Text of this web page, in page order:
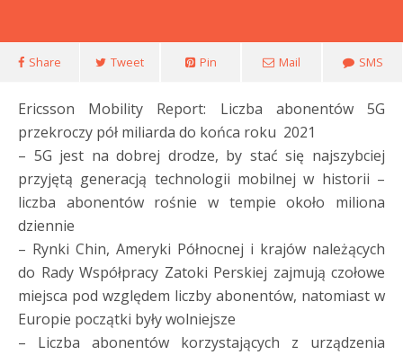
Share Tweet Pin Mail SMS
Ericsson Mobility Report: Liczba abonentów 5G
przekroczy pół miliarda do końca roku 2021
– 5G jest na dobrej drodze, by stać się najszybciej
przyjętą generacją technologii mobilnej w historii –
liczba abonentów rośnie w tempie około miliona
dziennie
– Rynki Chin, Ameryki Północnej i krajów należących
do Rady Współpracy Zatoki Perskiej zajmują czołowe
miejsca pod względem liczby abonentów, natomiast w
Europie początki były wolniejsze
– Liczba abonentów korzystających z urządzenia